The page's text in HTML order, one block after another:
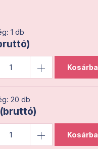
1 db
Kosárba
20 db
Kosárba